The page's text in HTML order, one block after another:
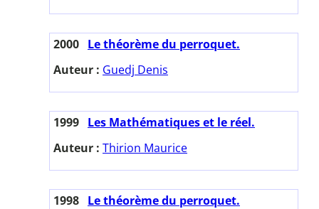
2000 Le théorème du perroquet.
Auteur : Guedj Denis
1999 Les Mathématiques et le réel.
Auteur : Thirion Maurice
1998 Le théorème du perroquet.